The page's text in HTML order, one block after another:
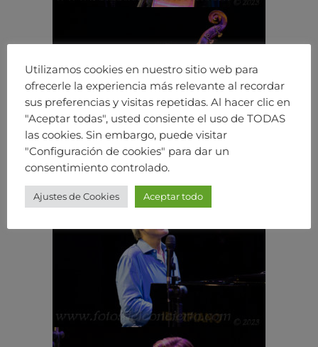
Utilizamos cookies en nuestro sitio web para
ofrecerle la experiencia más relevante al recordar
sus preferencias y visitas repetidas. Al hacer clic en
"Aceptar todas", usted consiente el uso de TODAS
las cookies. Sin embargo, puede visitar
"Configuración de cookies" para dar un
consentimiento controlado.
Ajustes de Cookies Aceptar todo